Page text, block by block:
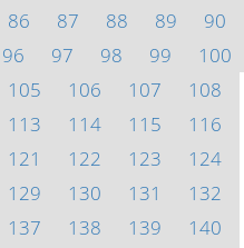
86 87 88 89
90
96 97 98 99
100
105 106 107
108
113 114 115
116
121 122 123
124
129 130 131
132
137 138 139
140